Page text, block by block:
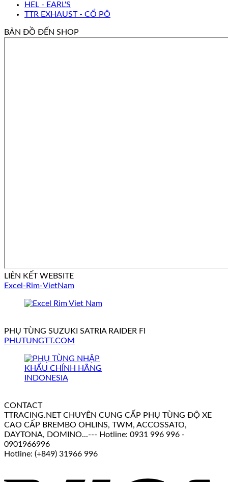
HEL - EARL'S
TTR EXHAUST - CỔ PÔ
BẢN ĐỒ ĐẾN SHOP
LIÊN KẾT WEBSITE
Excel-Rim-VietNam
PHỤ TÙNG SUZUKI SATRIA RAIDER FI
PHUTUNGTT.COM
CONTACT
TTRACING.NET CHUYÊN CUNG CẤP PHỤ TÙNG ĐỘ XE
CAO CẤP BREMBO OHLINS, TWM, ACCOSSATO,
DAYTONA, DOMINO...--- Hotline: 0931 996 996 -
0901966996
Hotline: (+849) 31966 996